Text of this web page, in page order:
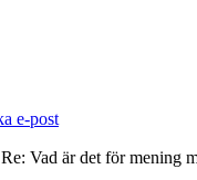
Re: Vad är det för mening